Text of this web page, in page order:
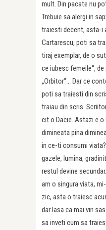
mult. Din pacate nu
Trebuie sa alergi in
traiesti decent, asta-i
Cartarescu, poti sa
tiraj exemplar, de o
ce iubesc femeile“, de
„Orbitor“… Dar ce
poti sa traiesti din
traiau din scris.
cit o Dacie. Astazi e
dimineata pina
in ce-ti consumi
gazele, lumina,
restul devine
am o singura viata,
zic, asta o traiesc
dar lasa ca mai vin
sa inveti cum sa